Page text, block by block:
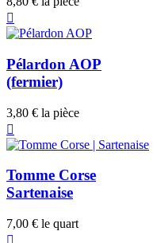

Pélardon AOP
(fermier)
3,80 € la pièce

Tomme Corse
Sartenaise
7,00 € le quart
